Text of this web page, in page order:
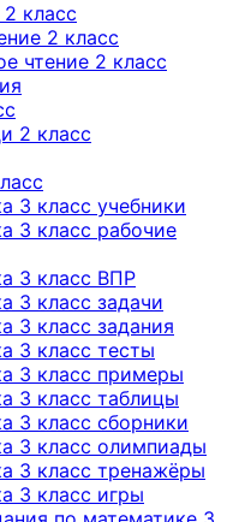
класс
2 класс
чтение 2 класс
2 класс
3 класс учебники
3 класс рабочие
3 класс ВПР
3 класс задачи
3 класс задания
3 класс тесты
3 класс примеры
3 класс таблицы
3 класс сборники
3 класс олимпиады
3 класс тренажёры
3 класс игры